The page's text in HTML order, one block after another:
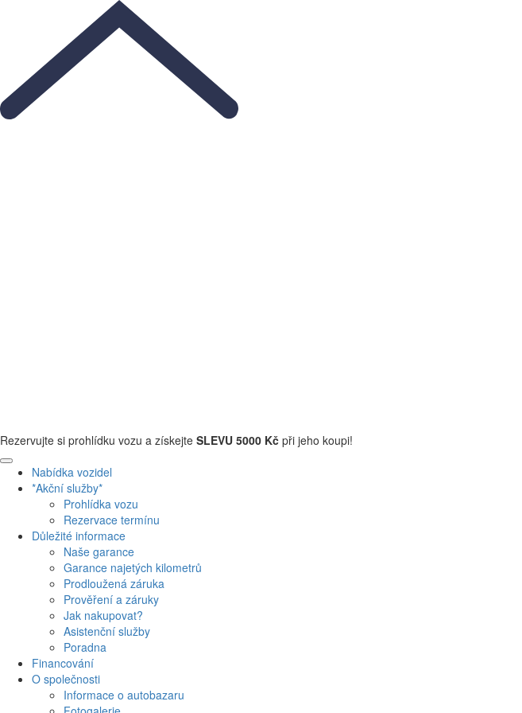
Rezervujte si prohlídku vozu a získejte SLEVU 5000 Kč při jeho koupi!
Nabídka vozidel
*Akční služby*
Prohlídka vozu
Rezervace termínu
Důležité informace
Naše garance
Garance najetých kilometrů
Prodloužená záruka
Prověření a záruky
Jak nakupovat?
Asistenční služby
Poradna
Financování
O společnosti
Informace o autobazaru